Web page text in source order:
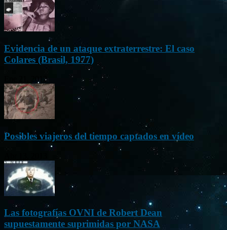
Evidencia de un ataque extraterrestre: El caso
Colares (Brasil, 1977)
Ene 21, 2012
Posibles viajeros del tiempo captados en vídeo
Las fotografías OVNI de Robert Dean
supuestamente suprimidas por NASA